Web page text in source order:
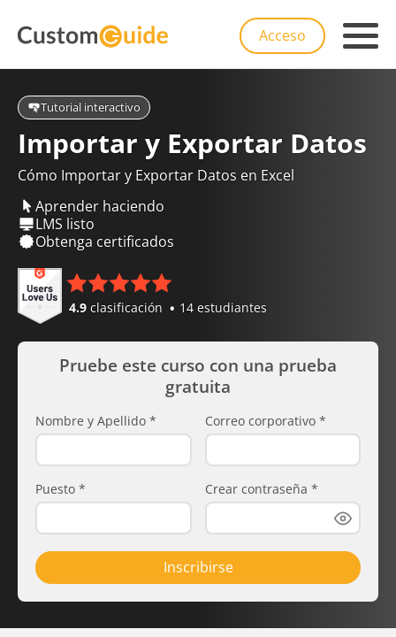
Acceso
Tutorial interactivo
Importar y Exportar Datos
Cómo Importar y Exportar Datos en Excel
Aprender haciendo
LMS listo
Obtenga certificados
4.9 clasificación 14 estudiantes
Pruebe este curso con una prueba
gratuita
Nombre y Apellido * Correo corporativo *
Puesto * Crear contraseña *
Inscribirse